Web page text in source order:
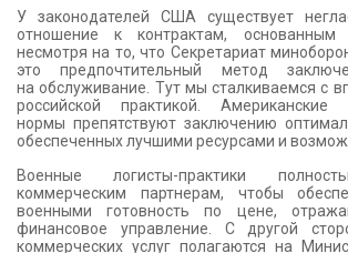
У законодателей США существует
отношение к контрактам, основанным
несмотря на то, что Секретариат
это предпочтительный метод
на обслуживание. Тут мы сталкиваемся с
российской практикой. Американские
нормы препятствуют заключению
обеспеченных лучшими ресурсами и
Военные логисты-практики
коммерческим партнерам, чтобы
военными готовность по цене,
финансовое управление. С другой
коммерческих услуг полагаются на